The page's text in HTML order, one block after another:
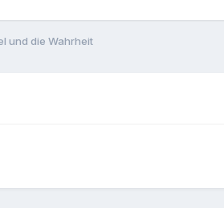
und die Wahrheit